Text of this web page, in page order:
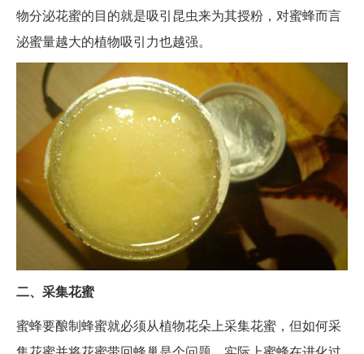
物分泌花蜜的目的就是吸引昆虫来为其授粉，对蜜蜂而言
泌蜜量越大的植物吸引力也越强。
二、采集花蜜
蜜蜂要酿制蜂蜜就必须从植物花朵上采集花蜜，但如何采